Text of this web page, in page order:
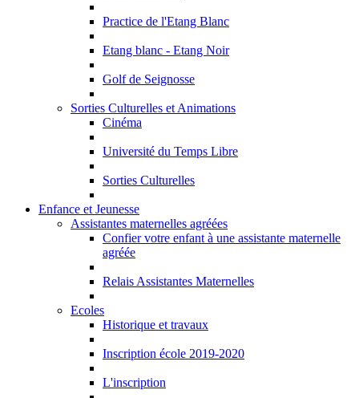
Practice de l'Etang Blanc
Etang blanc - Etang Noir
Golf de Seignosse
Sorties Culturelles et Animations
Cinéma
Université du Temps Libre
Sorties Culturelles
Enfance et Jeunesse
Assistantes maternelles agréées
Confier votre enfant à une assistante maternelle
agréée
Relais Assistantes Maternelles
Ecoles
Historique et travaux
Inscription école 2019-2020
L'inscription